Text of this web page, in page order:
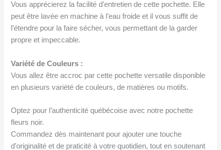
Vous apprécierez la facilité d’entretien de cette pochette. Elle
peut être lavée en machine à l’eau froide et il vous suffit de
l’étendre pour la faire sécher, vous permettant de la garder
propre et impeccable.
Variété de Couleurs :
Vous allez être accroc par cette pochette versatile disponible
en plusieurs variété de couleurs, de matières ou motifs.
Optez pour l’authenticité québécoise avec notre pochette
fleurs noir.
Commandez dès maintenant pour ajouter une touche
d’originalité et de praticité à votre quotidien, tout en soutenant